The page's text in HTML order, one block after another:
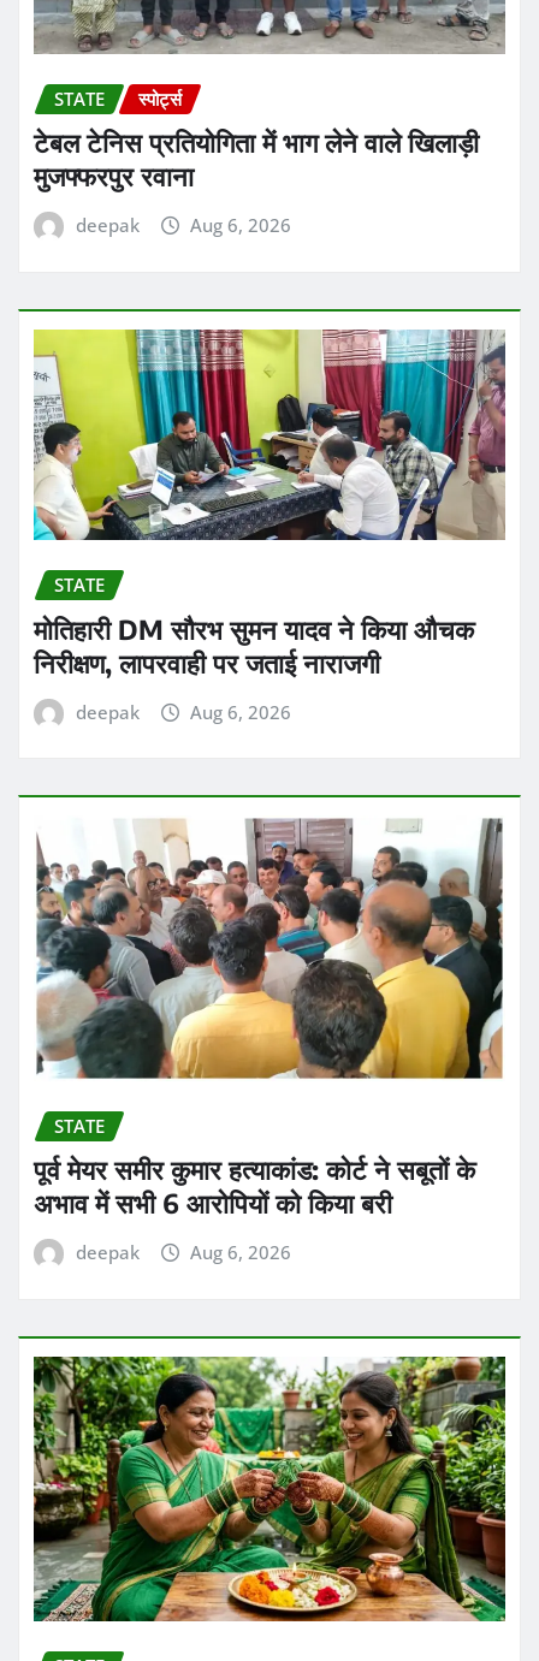
STATE स्पोर्ट्स
टेबल टेनिस प्रतियोगिता में भाग लेने वाले खिलाड़ी
मुजफ्फरपुर रवाना
deepak Aug 6, 2026
STATE
मोतिहारी DM सौरभ सुमन यादव ने किया औचक
निरीक्षण, लापरवाही पर जताई नाराजगी
deepak Aug 6, 2026
STATE
पूर्व मेयर समीर कुमार हत्याकांड: कोर्ट ने सबूतों के
अभाव में सभी 6 आरोपियों को किया बरी
deepak Aug 6, 2026